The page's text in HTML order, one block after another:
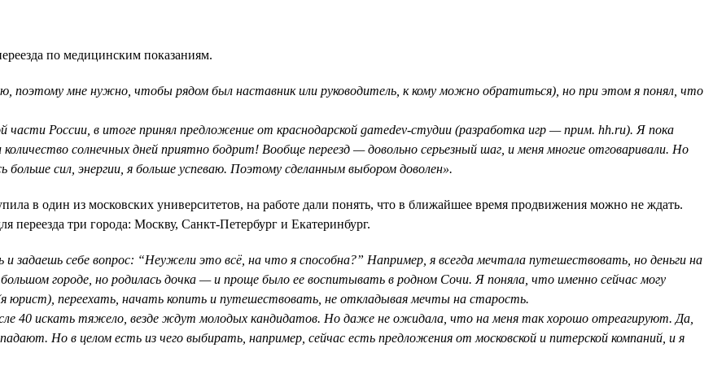
по медицинским показаниям.
поэтому мне нужно, чтобы рядом был наставник или руководитель, к кому можно обратиться), но при этом я понял, что
части России, в итоге принял предложение от краснодарской gamedev-студии (разработка игр — прим. hh.ru). Я пока
солнечных дней приятно бодрит! Вообще переезд — довольно серьезный шаг, и меня многие отговаривали. Но
сил, энергии, я больше успеваю. Поэтому сделанным выбором доволен».
в один из московских университетов, на работе дали понять, что в ближайшее время продвижения можно не ждать.
переезда три города: Москву, Санкт-Петербург и Екатеринбург.
себе вопрос: “Неужели это всё, на что я способна?” Например, я всегда мечтала путешествовать, но деньги на
городе, но родилась дочка — и проще было ее воспитывать в родном Сочи. Я поняла, что именно сейчас могу
юрист), переехать, начать копить и путешествовать, не откладывая мечты на старость.
40 искать тяжело, везде ждут молодых кандидатов. Но даже не ожидала, что на меня так хорошо отреагируют. Да,
Но в целом есть из чего выбирать, например, сейчас есть предложения от московской и питерской компаний, и я